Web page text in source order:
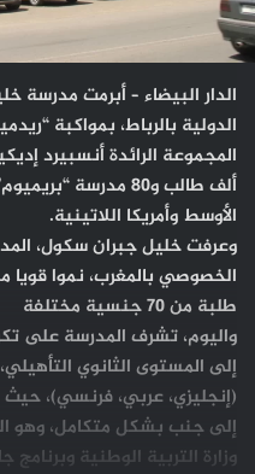
الدار البيضاء – أبرمت مدرسة
الدولية بالرباط، بمواكبة
ألف طالب و80 مدرسة
الأوسط وأمريكا اللاتينية.
وعرفت خليل جبران سكول،
طلبة من 70 جنسية مختلفة
إلى المستوى الثانوي
(إنجليزي، عربي، فرنسي)، حيث
إلى جنب بشكل متكامل، وهو
وزارة التربية الوطنية